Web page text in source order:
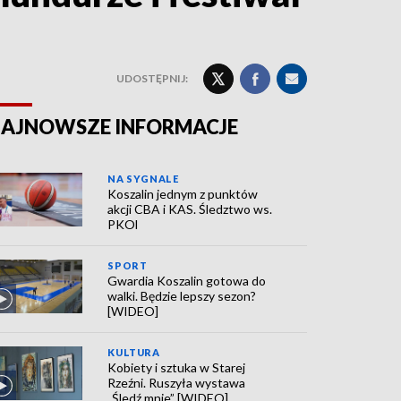
UDOSTĘPNIJ:
INFORMACJE
NA SYGNALE
Koszalin jednym z punktów
akcji CBA i KAS. Śledztwo ws.
PKOl
SPORT
Gwardia Koszalin gotowa do
walki. Będzie lepszy sezon?
[WIDEO]
KULTURA
Kobiety i sztuka w Starej
Rzeźni. Ruszyła wystawa
„Śledź mnie” [WIDEO]